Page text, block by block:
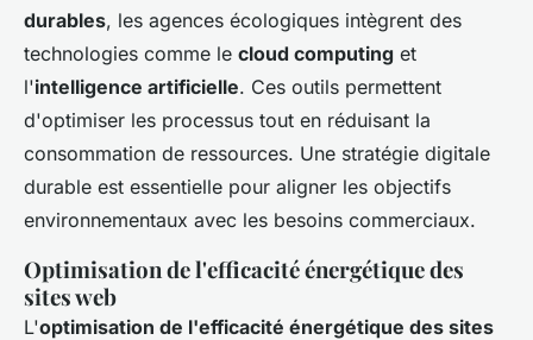
durables, les agences écologiques intègrent des
technologies comme le cloud computing et
l'intelligence artificielle. Ces outils permettent
d'optimiser les processus tout en réduisant la
consommation de ressources. Une stratégie digitale
durable est essentielle pour aligner les objectifs
environnementaux avec les besoins commerciaux.
Optimisation de l'efficacité énergétique des
sites web
L'optimisation de l'efficacité énergétique des sites